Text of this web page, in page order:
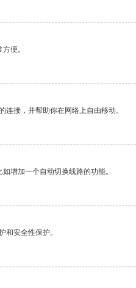
便。
接，并帮助你在网络上自由移动。
增加一个自动切换线路的功能。
和安全性保护。